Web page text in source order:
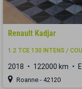
Renault Kadjar
1.2 TCE 130 INTENS /
2018 122000 km
Roanne - 42120